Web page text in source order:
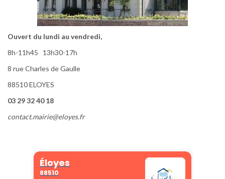
Ouvert du lundi au vendredi,
8h-11h45 13h30-17h
8 rue Charles de Gaulle
88510 ELOYES
03 29 32 40 18
contact.mairie@eloyes.fr